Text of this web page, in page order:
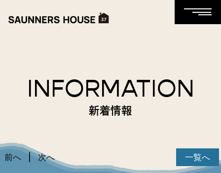
INFORMATION
新着情報
一覧へ
前へ 次へ